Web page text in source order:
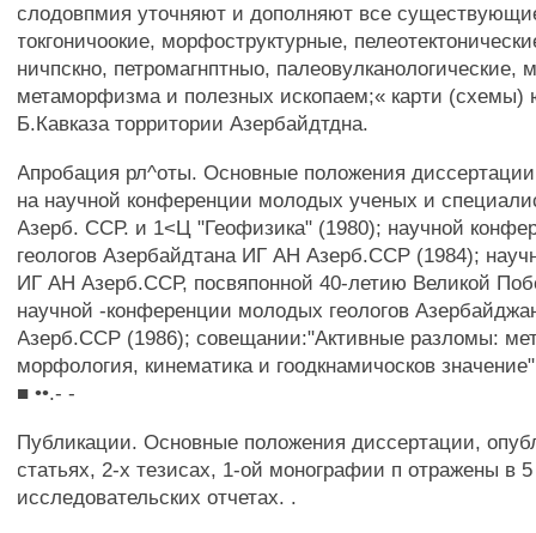
слодовпмия уточняют и дополняют все
токгоничоокие, морфоструктурные,
ничпскно, петромагнптныо, палеовулканологические,
метаморфизма и полезных ископаем;« карти (схемы)
Б.Кавказа торритории Азербайдтдна.
Апробация рл^оты. Основные положения
на научной конференции молодых ученых и
Азерб. ССР. и 1<Ц "Геофизика" (1980); научной
геологов Азербайдтана ИГ АН Азерб.ССР (1984);
ИГ АН Азерб.ССР, посвяпонной 40-летию Великой
научной -конференции молодых геологов
Азерб.ССР (1986); совещании:"Активные разломы:
морфология, кинематика и гоодкнамичосков
■ ••.- -
Публикации. Основные положения диссертации,
статьях, 2-х тезисах, 1-ой монографии п отражены в
исследовательских отчетах. .